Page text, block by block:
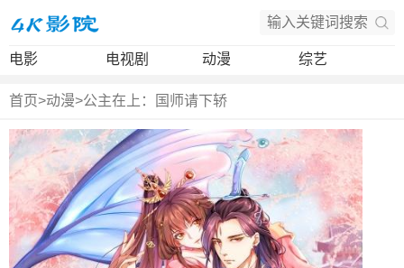
电影 电视剧 动漫 综艺
首页>动漫>公主在上：国师请下轿